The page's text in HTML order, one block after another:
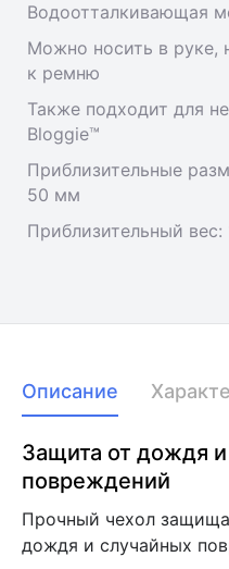
Водоотталкивающая
Можно носить в руке,
к ремню
Также подходит для
Bloggie™
Приблизительные
50 мм
Приблизительный вес:
Описание
Защита от дождя
повреждений
Прочный чехол
дождя и случайных